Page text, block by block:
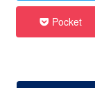
Pocket